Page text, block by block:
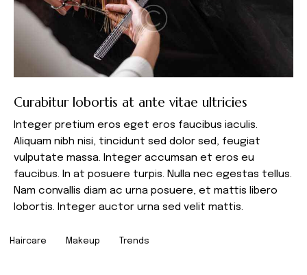
Curabitur lobortis at ante vitae ultricies
Integer pretium eros eget eros faucibus iaculis.
Aliquam nibh nisi, tincidunt sed dolor sed, feugiat
vulputate massa. Integer accumsan et eros eu
faucibus. In at posuere turpis. Nulla nec egestas tellus.
Nam convallis diam ac urna posuere, et mattis libero
lobortis. Integer auctor urna sed velit mattis.
Haircare Makeup Trends